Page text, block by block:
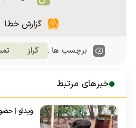
گزارش خطا
برچسب ها : گراز
خبرهای مرتبط
ویدئو |